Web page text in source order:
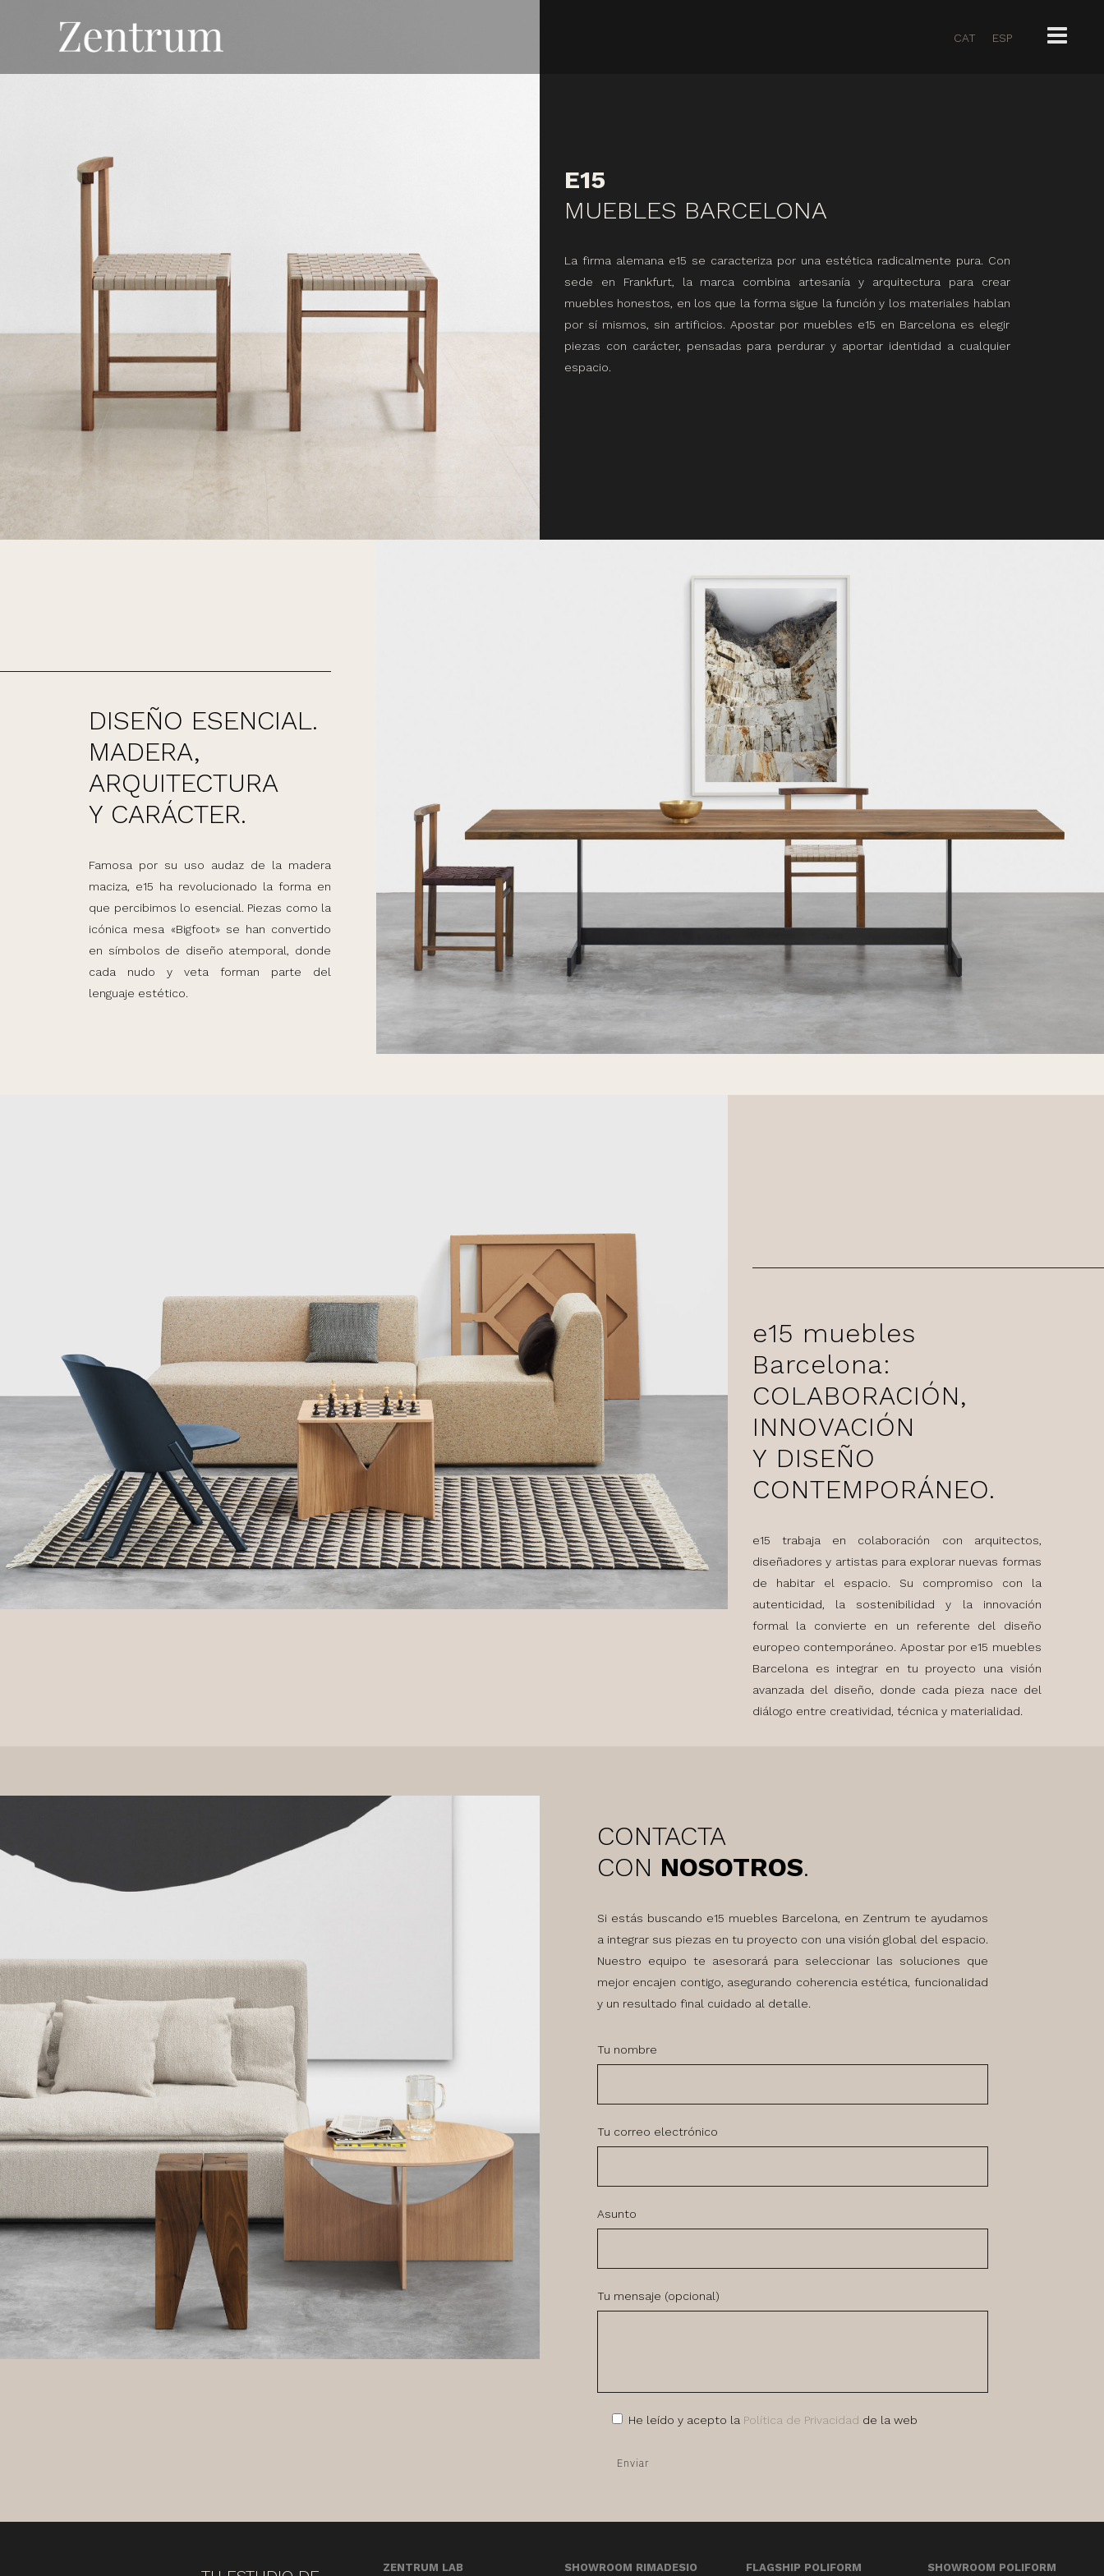
CAT ESP
E15
MUEBLES BARCELONA
La firma alemana e15 se caracteriza por una estética radicalmente pura. Con
sede en Frankfurt, la marca combina artesanía y arquitectura para crear
muebles honestos, en los que la forma sigue la función y los materiales hablan
por sí mismos, sin artificios. Apostar por muebles e15 en Barcelona es elegir
piezas con carácter, pensadas para perdurar y aportar identidad a cualquier
espacio.
DISEÑO ESENCIAL.
MADERA,
ARQUITECTURA
Y CARÁCTER.
Famosa por su uso audaz de la madera
maciza, e15 ha revolucionado la forma en
que percibimos lo esencial. Piezas como la
icónica mesa «Bigfoot» se han convertido
en símbolos de diseño atemporal, donde
cada nudo y veta forman parte del
lenguaje estético.
e15 muebles
Barcelona:
COLABORACIÓN,
INNOVACIÓN
Y DISEÑO
CONTEMPORÁNEO.
e15 trabaja en colaboración con arquitectos,
diseñadores y artistas para explorar nuevas formas
de habitar el espacio. Su compromiso con la
autenticidad, la sostenibilidad y la innovación
formal la convierte en un referente del diseño
europeo contemporáneo. Apostar por e15 muebles
Barcelona es integrar en tu proyecto una visión
avanzada del diseño, donde cada pieza nace del
diálogo entre creatividad, técnica y materialidad.
CONTACTA
CON NOSOTROS.
Si estás buscando e15 muebles Barcelona, en Zentrum te ayudamos
a integrar sus piezas en tu proyecto con una visión global del espacio.
Nuestro equipo te asesorará para seleccionar las soluciones que
mejor encajen contigo, asegurando coherencia estética, funcionalidad
y un resultado final cuidado al detalle.
Tu nombre
Tu correo electrónico
Asunto
Tu mensaje (opcional)
He leído y acepto la Política de Privacidad de la web
ZENTRUM LAB
SHOWROOM RIMADESIO
FLAGSHIP POLIFORM
SHOWROOM POLIFORM